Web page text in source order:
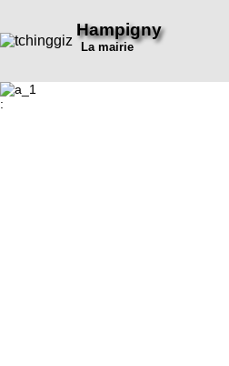
Hampigny
La mairie
: